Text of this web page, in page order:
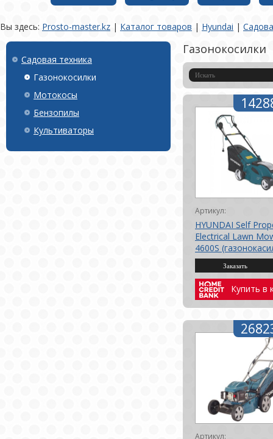
Вы здесь: Prosto-master.kz | Каталог товаров | Hyundai |
Садовая техника
Газонокосилки
Мотокосы
Бензопилы
Культиваторы
Газонокосилки
Артикул:
HYUNDAI Self
Electrical Lawn
4600S
самоходная 46см.)
Купить в
Артикул: